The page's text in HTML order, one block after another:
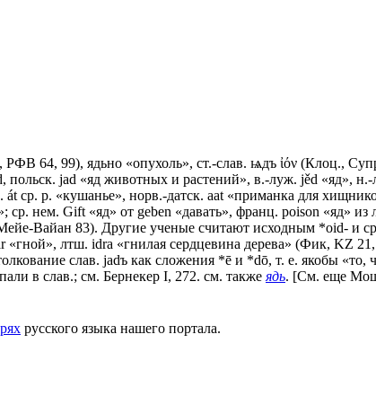
64, 99), ядьно «опухоль», ст.-слав. ѩдъ ἰόν (Клоц.,
польск. jаd «яд животных и растений», в.-луж. jěd «яд»,
át ср. р. «кушанье», норв.-датск. ааt «приманка для
нем. Gift «яд» от gеbеn «давать», франц. роisоn «яд»
Вайан 83). Другие ученые считают исходным *oid- и
«гной», лтш. idrа «гнилая сердцевина дерева» (Фик, KZ
слав. jadъ как сложения *ē и *dō, т. е. якобы
в слав.; см. Бернекер I, 272. см. также ядь. [См. еще
русского языка нашего портала.